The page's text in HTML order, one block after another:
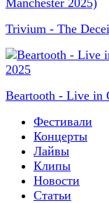
Trivium - The
Beartooth - Live in
Фестивали
Концерты
Лайвы
Клипы
Новости
Статьи